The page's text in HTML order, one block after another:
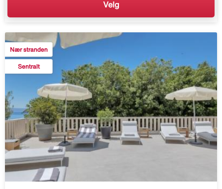
Velg
Nær stranden
Sentralt